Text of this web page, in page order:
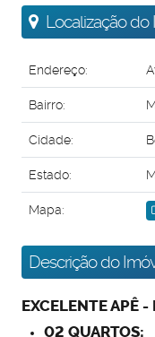
Localização do
Endereço:
Bairro:
Cidade:
Estado:
Mapa:
Descrição do
EXCELENTE APÊ
02 QUARTOS;